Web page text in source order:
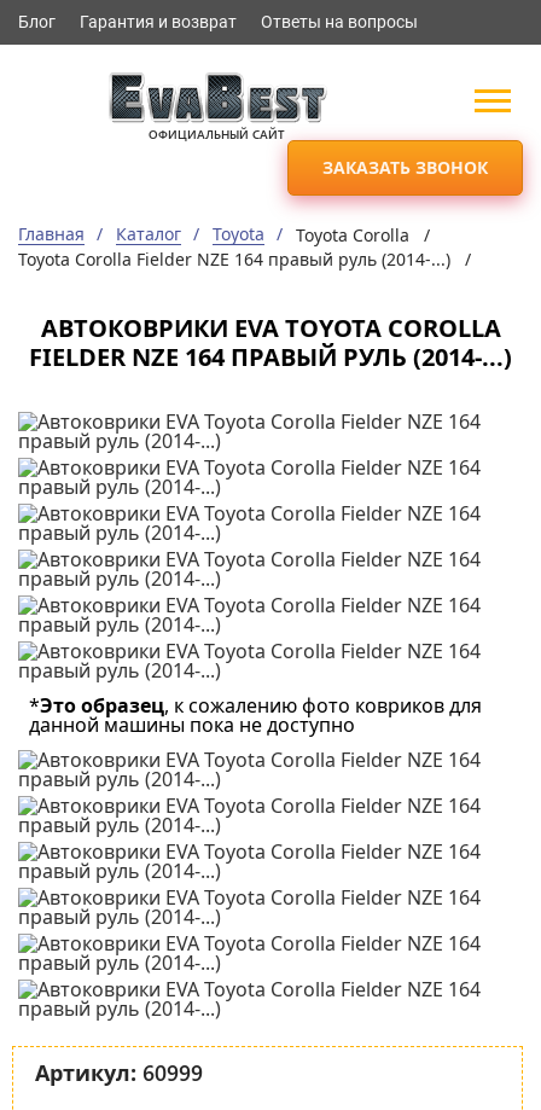
Блог Гарантия и возврат Ответы на вопросы
ОФИЦИАЛЬНЫЙ САЙТ
ЗАКАЗАТЬ ЗВОНОК
Главная Каталог Toyota
Toyota Corolla /
Toyota Corolla Fielder NZE 164 правый руль (2014-...) /
АВТОКОВРИКИ EVA TOYOTA COROLLA
FIELDER NZE 164 ПРАВЫЙ РУЛЬ (2014-...)
*Это образец, к сожалению фото ковриков для
данной машины пока не доступно
Артикул: 60999